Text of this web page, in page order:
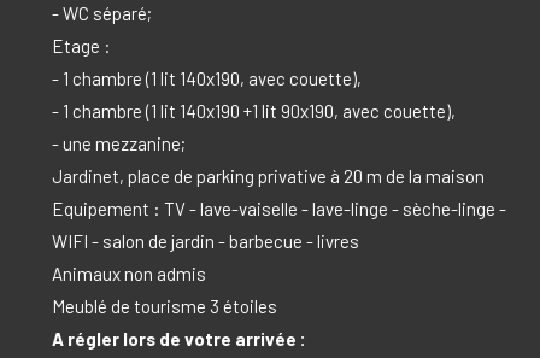
- WC séparé;
Etage :
- 1 chambre (1 lit 140x190, avec couette),
- 1 chambre (1 lit 140x190 +1 lit 90x190, avec couette),
- une mezzanine;
Jardinet, place de parking privative à 20 m de la maison
Equipement : TV - lave-vaiselle - lave-linge - sèche-linge -
WIFI - salon de jardin - barbecue - livres
Animaux non admis
Meublé de tourisme 3 étoiles
A régler lors de votre arrivée :